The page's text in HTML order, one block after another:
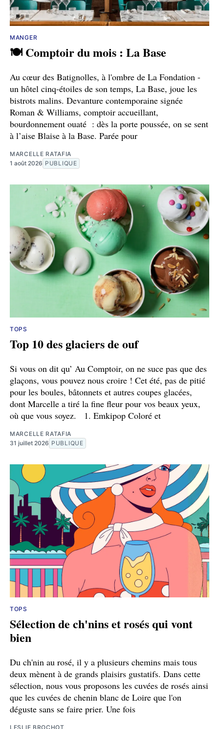
MANGER
🍽️ Comptoir du mois : La Base
Au cœur des Batignolles, à l'ombre de La Fondation -
un hôtel cinq-étoiles de son temps, La Base, joue les
bistrots malins. Devanture contemporaine signée
Roman & Williams, comptoir accueillant,
bourdonnement ouaté : dès la porte poussée, on se sent
à l’aise Blaise à la Base. Parée pour
MARCELLE RATAFIA
1 août 2026 PUBLIQUE
TOPS
Top 10 des glaciers de ouf
Si vous on dit qu’ Au Comptoir, on ne suce pas que des
glaçons, vous pouvez nous croire ! Cet été, pas de pitié
pour les boules, bâtonnets et autres coupes glacées,
dont Marcelle a tiré la fine fleur pour vos beaux yeux,
où que vous soyez. 1. Emkipop Coloré et
MARCELLE RATAFIA
31 juillet 2026 PUBLIQUE
TOPS
Sélection de ch'nins et rosés qui vont
bien
Du ch'nin au rosé, il y a plusieurs chemins mais tous
deux mènent à de grands plaisirs gustatifs. Dans cette
sélection, nous vous proposons les cuvées de rosés ainsi
que les cuvées de chenin blanc de Loire que l'on
déguste sans se faire prier. Une fois
LESLIE BROCHOT